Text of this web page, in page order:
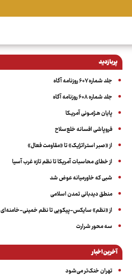
پربازدید
جلد شماره ۶۰۷ روزنامه آگاه
جلد شماره ۶۰۸ روزنامه آگاه
پایان هـژمـونی آمریـکا
فروپاشی افسانه خلع‌سلاح
از «صبر استراتژیک» تا «مقاومت فعال»
از خطای محاسبات آمریکا تا نظم تازه غرب آسیا
شبی که خاورمیانه عوض شد
منطق دیدبانی تمدن اسلامی
از «نظم» سایکس-پیکویی تا نظم خمینی-خامنه‌ای
سه‌ محور شرارت
آخرین اخبار
تهران خنک‌تر می‌شود